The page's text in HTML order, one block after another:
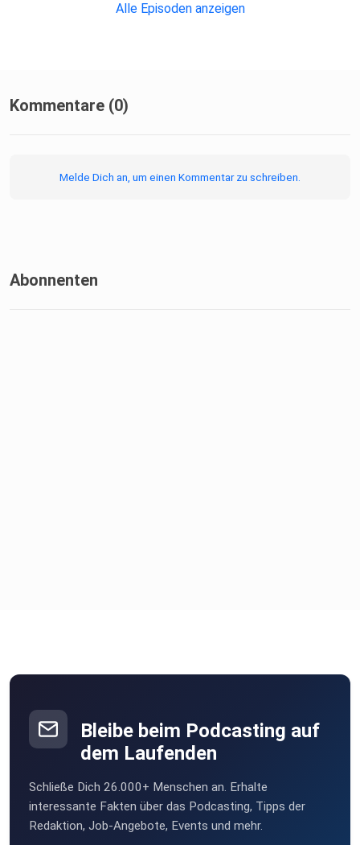
Alle Episoden anzeigen
Kommentare (0)
Melde Dich an, um einen Kommentar zu schreiben.
Abonnenten
Bleibe beim Podcasting auf
dem Laufenden
Schließe Dich 26.000+ Menschen an. Erhalte
interessante Fakten über das Podcasting, Tipps der
Redaktion, Job-Angebote, Events und mehr.